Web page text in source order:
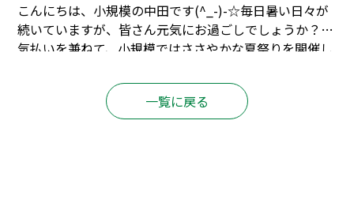
こんにちは、小規模の中田です(^_-)-☆毎日暑い日々が
続いていますが、皆さん元気にお過ごしでしょうか？ 暑
気払いを兼ねて、小規模ではささやかな夏祭りを開催し
り等、皆で楽しんだのですが・・・写真を撮り損ねて御
馳走の報告がデキマセン。当日の余興の写真は撮れてい
たので、そちらを報告したいと思います。
一覧に戻る